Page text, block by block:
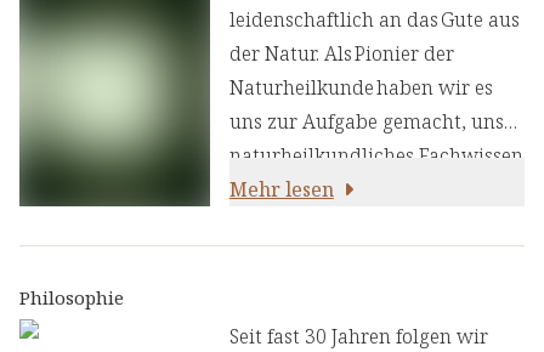
Grünteeextrakt mit wertvollen
Polyphenolen, capsaicinreichen
Cayennepfeffer-Fruchtextrakt
und schwarzen Pfefferextrakt
mit
hohem Piperingehalt.barkeit
Stoffwechsel von
leidenschaftlich an das Gute aus
der Natur. Als Pionier der
Naturheilkunde haben wir es
uns zur Aufgabe gemacht, unser
naturheilkundliches Fachwissen
und unsere Erfahrung mit den
Wir legen großen Wert auf
Mehr lesen
Philosophie
Seit fast 30 Jahren folgen wir